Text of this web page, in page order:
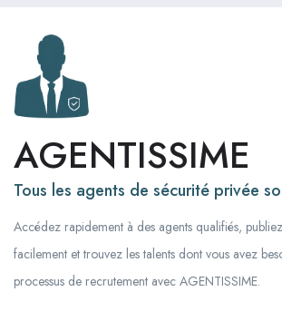
AGENTISSIME
Tous les agents de sécurité privée
Accédez rapidement à des agents qualifiés,
facilement et trouvez les talents dont vous avez
processus de recrutement avec AGENTISSIME.